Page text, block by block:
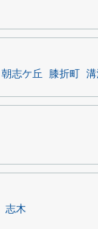
朝志ケ丘 膝折町 溝
志木